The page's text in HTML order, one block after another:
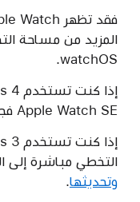
المزيد من مساحة
watchOS.
Apple Watch SE فجرّب كل خطوة من الخطوات أدناه.
التخطي مباشرة إلى
وتحديثها.